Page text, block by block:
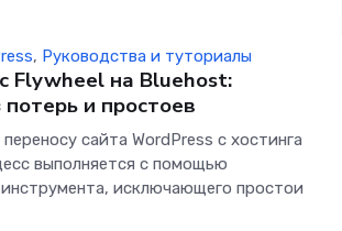
, Руководства и туториалы
Flywheel на Bluehost:
и простоев
сайта WordPress с хостинга
выполняется с помощью
инструмента, исключающего простои